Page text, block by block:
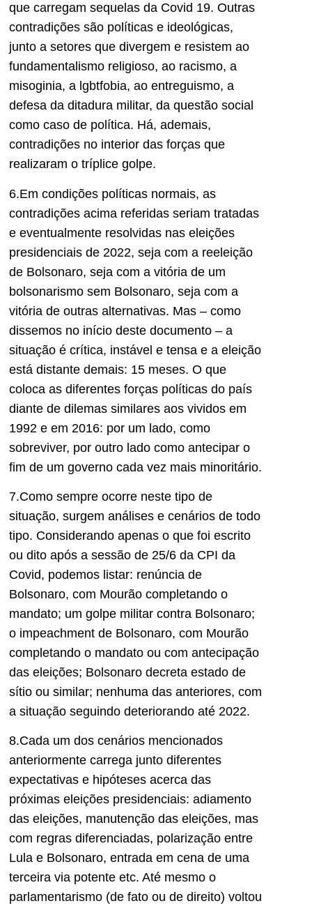
que carregam sequelas da Covid 19. Outras
contradições são políticas e ideológicas,
junto a setores que divergem e resistem ao
fundamentalismo religioso, ao racismo, a
misoginia, a lgbtfobia, ao entreguismo, a
defesa da ditadura militar, da questão social
como caso de política. Há, ademais,
contradições no interior das forças que
realizaram o tríplice golpe.
6.Em condições políticas normais, as
contradições acima referidas seriam tratadas
e eventualmente resolvidas nas eleições
presidenciais de 2022, seja com a reeleição
de Bolsonaro, seja com a vitória de um
bolsonarismo sem Bolsonaro, seja com a
vitória de outras alternativas. Mas – como
dissemos no início deste documento – a
situação é crítica, instável e tensa e a eleição
está distante demais: 15 meses. O que
coloca as diferentes forças políticas do país
diante de dilemas similares aos vividos em
1992 e em 2016: por um lado, como
sobreviver, por outro lado como antecipar o
fim de um governo cada vez mais minoritário.
7.Como sempre ocorre neste tipo de
situação, surgem análises e cenários de todo
tipo. Considerando apenas o que foi escrito
ou dito após a sessão de 25/6 da CPI da
Covid, podemos listar: renúncia de
Bolsonaro, com Mourão completando o
mandato; um golpe militar contra Bolsonaro;
o impeachment de Bolsonaro, com Mourão
completando o mandato ou com antecipação
das eleições; Bolsonaro decreta estado de
sítio ou similar; nenhuma das anteriores, com
a situação seguindo deteriorando até 2022.
8.Cada um dos cenários mencionados
anteriormente carrega junto diferentes
expectativas e hipóteses acerca das
próximas eleições presidenciais: adiamento
das eleições, manutenção das eleições, mas
com regras diferenciadas, polarização entre
Lula e Bolsonaro, entrada em cena de uma
terceira via potente etc. Até mesmo o
parlamentarismo (de fato ou de direito) voltou